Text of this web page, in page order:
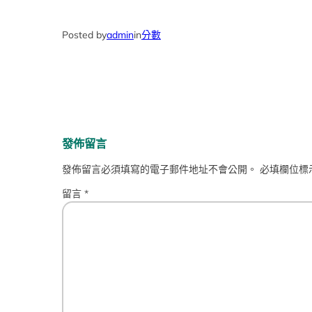
Posted byadminin分數
發佈留言
發佈留言必須填寫的電子郵件地址不會公開。 必填欄位
留言 *